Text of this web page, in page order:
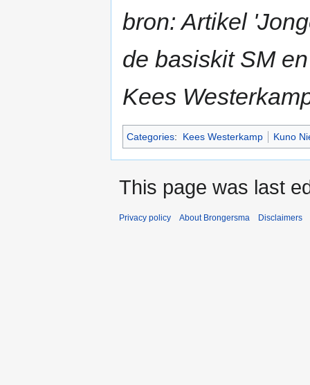
bron: Artikel
de basiskit SM
Kees
Categories: Kees Westerkamp Kuno
This page was last
Privacy policy About Brongersma Disclaimers